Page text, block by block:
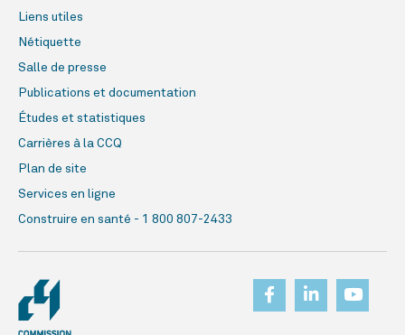
Liens utiles
Nétiquette
Salle de presse
Publications et documentation
Études et statistiques
Carrières à la CCQ
Plan de site
Services en ligne
Construire en santé - 1 800 807-2433